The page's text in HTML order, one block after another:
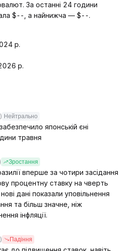
За останні 24 години
$--, а найнижча — $--.
р.
р.
Нейтрально
японській єні
травня
Зростання
вперше за чотири засідання
процентну ставку на чверть
дані показали уповільнення
та більш значне, ніж
інфляції.
Падіння